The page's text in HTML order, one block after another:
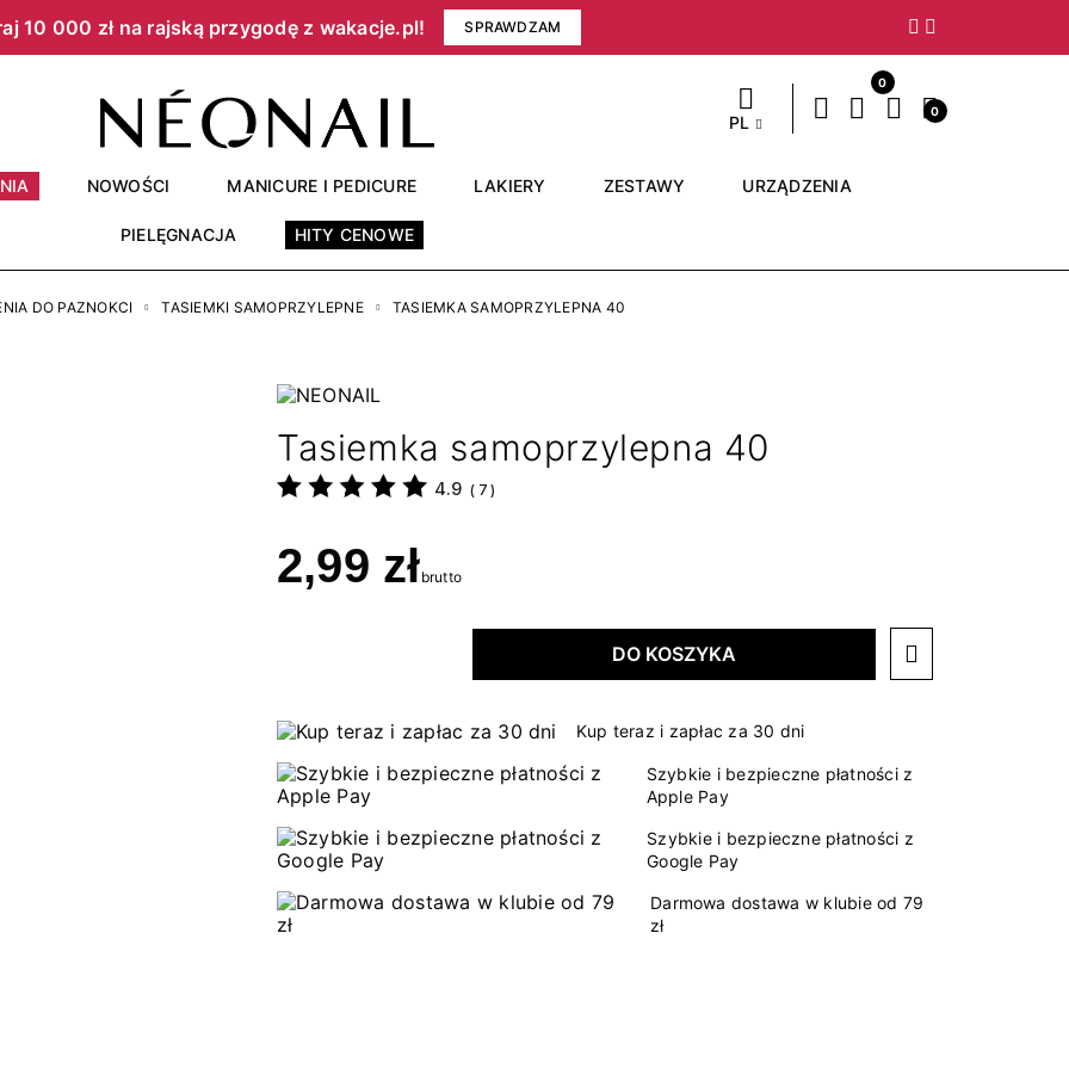
10 000 zł na rajską przygodę z wakacje.pl!​ SPRAWDZAM Następny
PL
0
0
NOWOŚCI MANICURE I PEDICURE LAKIERY ZESTAWY URZĄDZENIA
PIELĘGNACJA HITY CENOWE
DO PAZNOKCI TASIEMKI SAMOPRZYLEPNE TASIEMKA SAMOPRZYLEPNA 40
Tasiemka samoprzylepna 40
4.9 ( 7 )
2,99 złbrutto
DO KOSZYKA
Kup teraz i zapłac za 30 dni
Szybkie i bezpieczne płatności z
Apple Pay
Szybkie i bezpieczne płatności z
Google Pay
Darmowa dostawa w klubie od 79
zł